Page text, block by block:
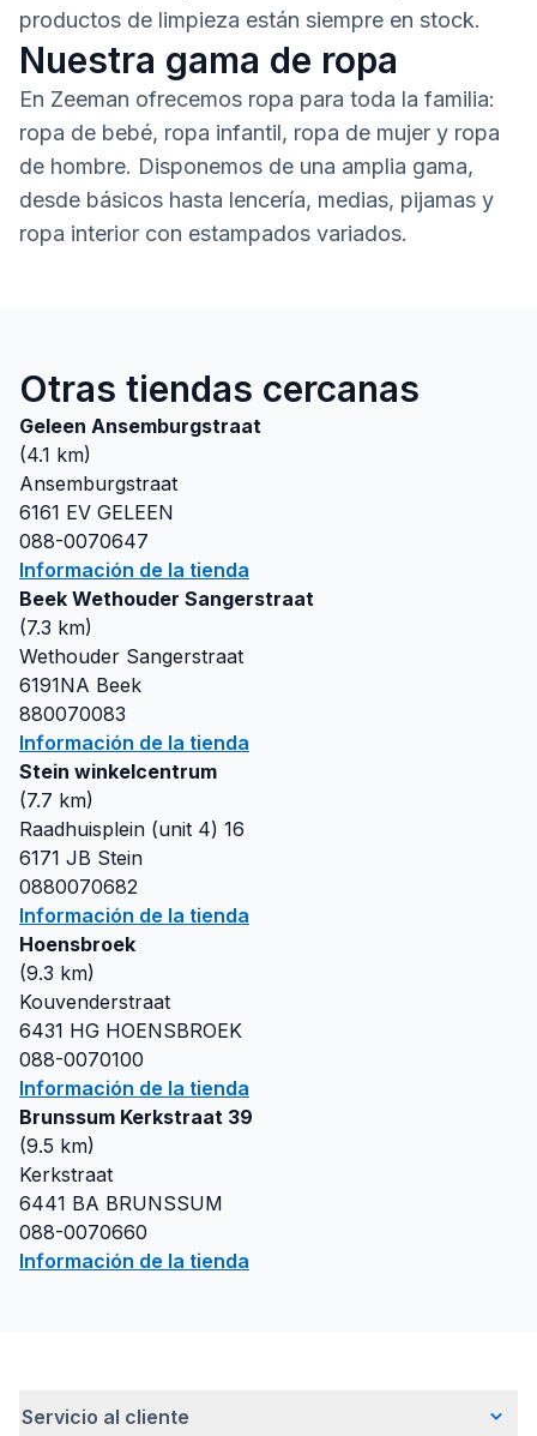
productos de limpieza están siempre en stock.
Nuestra gama de ropa
En Zeeman ofrecemos ropa para toda la familia:
ropa de bebé, ropa infantil, ropa de mujer y ropa
de hombre. Disponemos de una amplia gama,
desde básicos hasta lencería, medias, pijamas y
ropa interior con estampados variados.
Otras tiendas cercanas
Geleen Ansemburgstraat
(4.1 km)
Ansemburgstraat
6161 EV GELEEN
088-0070647
Información de la tienda
Beek Wethouder Sangerstraat
(7.3 km)
Wethouder Sangerstraat
6191NA Beek
880070083
Información de la tienda
Stein winkelcentrum
(7.7 km)
Raadhuisplein (unit 4) 16
6171 JB Stein
0880070682
Información de la tienda
Hoensbroek
(9.3 km)
Kouvenderstraat
6431 HG HOENSBROEK
088-0070100
Información de la tienda
Brunssum Kerkstraat 39
(9.5 km)
Kerkstraat
6441 BA BRUNSSUM
088-0070660
Información de la tienda
Servicio al cliente